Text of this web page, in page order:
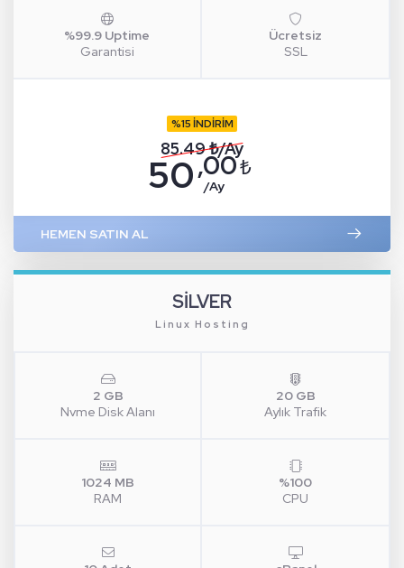
%99.9 Uptime
Garantisi
Ücretsiz
SSL
%15 İNDİRİM
85.49 ₺/Ay
50 /Ay
,00₺
HEMEN SATIN AL
SİLVER
Linux Hosting
2 GB
Nvme Disk Alanı
20 GB
Aylık Trafik
1024 MB
RAM
%100
CPU